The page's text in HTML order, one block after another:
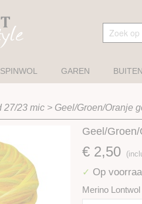
SPINWOL GAREN
27/23 mic > Geel/Groen/Oranje
Geel/
€ 2,50
✓ Op
Merino